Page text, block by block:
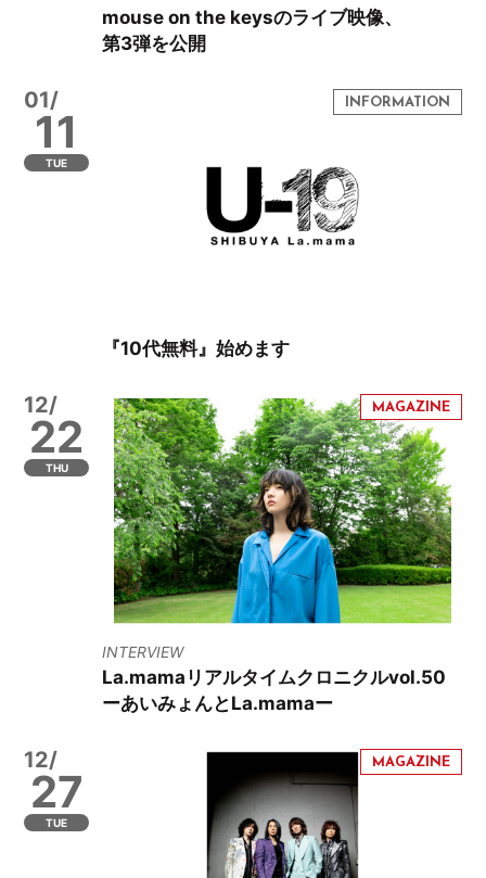
mouse on the keysのライブ映像、
第3弾を公開
01/
11
TUE
『10代無料』始めます
12/
22
THU
INTERVIEW
La.mamaリアルタイムクロニクルvol.50
ーあいみょんとLa.mamaー
12/
27
TUE